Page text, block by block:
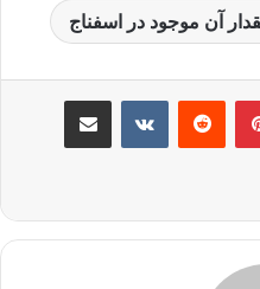
آن موجود در اسفناج
پینترست‫رددیت ‫VKontakteاشتراک گذاری از طریق ایمیل